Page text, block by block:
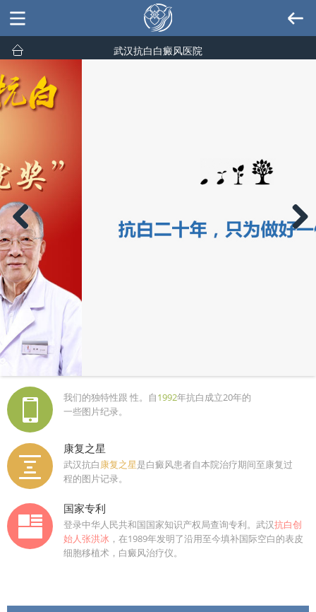
武汉抗白白癜风医院
Previous Next
我们的独特性跟 性。自1992年抗白成立20年的
一些图片纪录。
康复之星
武汉抗白康复之星是白癜风患者自本院治疗期间至康复过
程的图片记录。
国家专利
登录中华人民共和国国家知识产权局查询专利。武汉抗白创
始人张洪冰 ，在1989年发明了沿用至今填补国际空白的表皮
细胞移植术，白癜风治疗仪。